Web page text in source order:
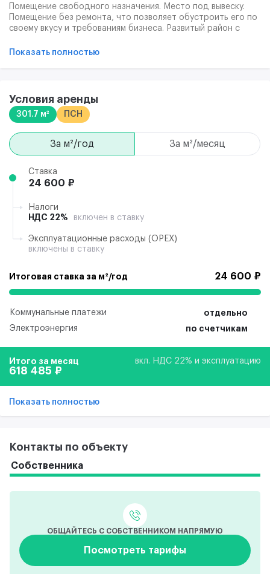
Помещение свободного назначения. Место под вывеску.
Помещение без ремонта, что позволяет обустроить его по
своему вкусу и требованиям бизнеса. Развитый район с
трафиком. Наличие всех необходимых коммуникаций:
Показать полностью
Условия аренды
301.7 м² ПСН
за м²/год за м²/месяц
Ставка
24 600 ₽
Налоги
НДС 22%
включен в ставку
Эксплуатационные расходы (ОРЕХ)
включены в ставку
Итоговая ставка за м²/год 24 600 ₽
Коммунальные платежи
отдельно
Электроэнергия
по счетчикам
Итого за месяц вкл. НДС 22% и эксплуатацию
618 485 ₽
Показать полностью
Контакты по объекту
Собственника
ОБЩАЙТЕСЬ С СОБСТВЕННИКОМ НАПРЯМУЮ
Посмотреть тарифы